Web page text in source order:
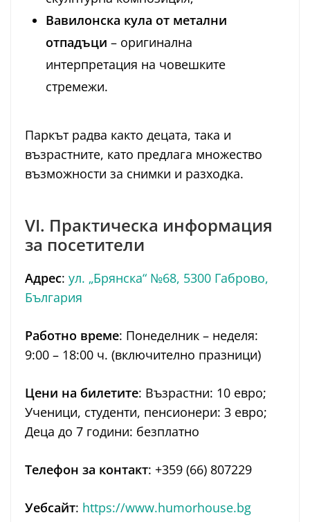
Вавилонска кула от метални
отпадъци – оригинална
интерпретация на човешките
стремежи.
Паркът радва както децата, така и
възрастните, като предлага множество
възможности за снимки и разходка.
VI. Практическа информация
за посетители
Адрес: ул. „Брянска“ №68, 5300 Габрово,
България
Работно време: Понеделник – неделя:
9:00 – 18:00 ч. (включително празници)
Цени на билетите: Възрастни: 10 евро;
Ученици, студенти, пенсионери: 3 евро;
Деца до 7 години: безплатно
Телефон за контакт: +359 (66) 807229
Уебсайт: https://www.humorhouse.bg